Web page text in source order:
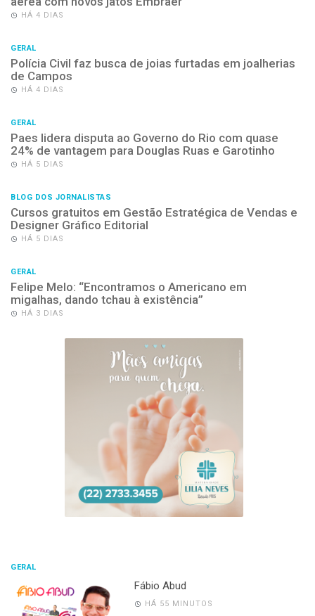
HÁ 4 DIAS
GERAL
Polícia Civil faz busca de joias furtadas em joalherias
de Campos
HÁ 4 DIAS
GERAL
Paes lidera disputa ao Governo do Rio com quase
24% de vantagem para Douglas Ruas e Garotinho
HÁ 5 DIAS
BLOG DOS JORNALISTAS
Cursos gratuitos em Gestão Estratégica de Vendas e
Designer Gráfico Editorial
HÁ 5 DIAS
GERAL
Felipe Melo: “Encontramos o Americano em
migalhas, dando tchau à existência”
HÁ 3 DIAS
GERAL
Fábio Abud
HÁ 55 MINUTOS